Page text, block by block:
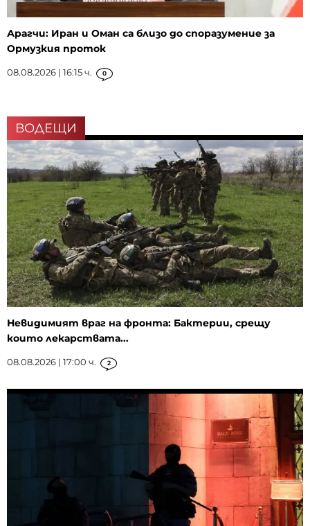
Арагчи: Иран и Оман са близо до споразумение за
Ормузкия проток
08.08.2026 | 16:15 ч. 0
ВОДЕЩИ
Невидимият враг на фронта: Бактерии, срещу
които лекарствата...
08.08.2026 | 17:00 ч. 2